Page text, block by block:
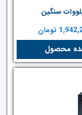
تومان
محصول